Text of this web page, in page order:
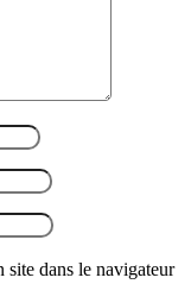
dans le navigateur